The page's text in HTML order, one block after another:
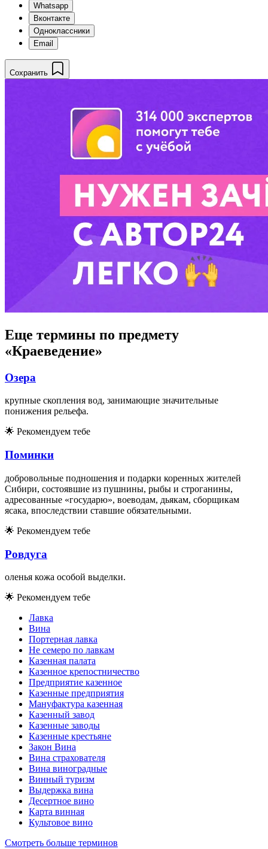
Whatsapp
Вконтакте
Одноклассники
Email
Сохранить
Еще термины по предмету
«Краеведение»
Озера
крупные скопления вод, занимающие значительные
понижения рельефа.
🌟 Рекомендуем тебе
Поминки
добровольные подношения и подарки коренных жителей
Сибири, состоявшие из пушнины, рыбы и строганины,
адресованные «государю», воеводам, дьякам, сборщикам
ясака, впоследствии ставшие обязательными.
🌟 Рекомендуем тебе
Ровдуга
оленья кожа особой выделки.
🌟 Рекомендуем тебе
Лавка
Вина
Портерная лавка
Не семеро по лавкам
Казенная палата
Казенное крепостничество
Предприятие казенное
Казенные предприятия
Мануфактура казенная
Казенный завод
Казенные заводы
Казенные крестьяне
Закон Вина
Вина страхователя
Вина виноградные
Винный туризм
Выдержка вина
Десертное вино
Карта винная
Культовое вино
Смотреть больше терминов